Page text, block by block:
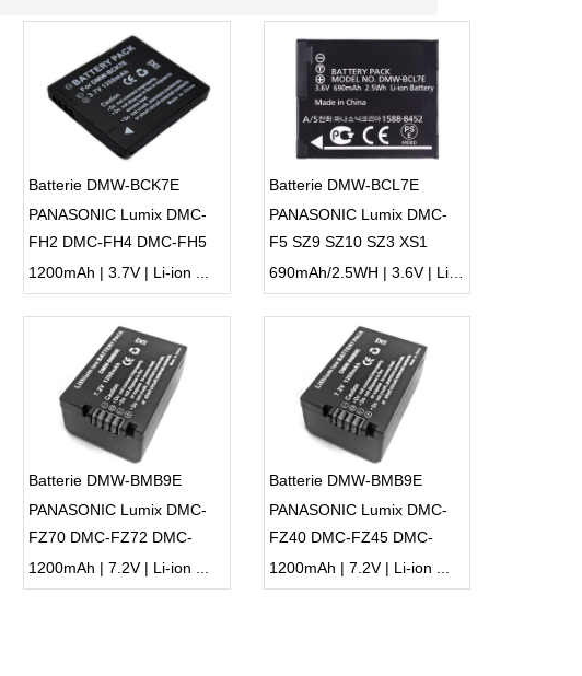
Batterie DMW-BCK7E
PANASONIC Lumix DMC-
FH2 DMC-FH4 DMC-FH5
DMC-FH6 DMC-FH7 DMC-
FH8 DMC-FH24
1200mAh | 3.7V | Li-ion ...
Batterie DMW-BCL7E
PANASONIC Lumix DMC-
F5 SZ9 SZ10 SZ3 XS1
FS50 FH10 FH50 SZ8
690mAh/2.5WH | 3.6V | Li-ion ...
Batterie DMW-BMB9E
PANASONIC Lumix DMC-
FZ70 DMC-FZ72 DMC-
FZ100 DMC-FZ150 DC-
FZ80 DC-FZ85
1200mAh | 7.2V | Li-ion ...
Batterie DMW-BMB9E
PANASONIC Lumix DMC-
FZ40 DMC-FZ45 DMC-
FZ47 DMC-FZ48 DMC-
FZ60 DMC-FZ62
1200mAh | 7.2V | Li-ion ...